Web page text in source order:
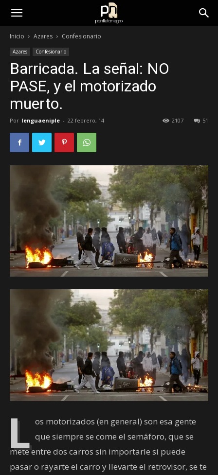
panfletonegro
Inicio Azares Confesionario
Azares Confesionario
Barricada. La señal: NO
PASE, y el motorizado
muerto.
Por lenguaeniple - 22 febrero, 14 51
2107
L os motorizados (en general) son esa gente
que siempre se come el semáforo, que se
mete entre dos carros sin importarle si puede
pasar o rayarte el carro y llevarte el retrovisor, se te